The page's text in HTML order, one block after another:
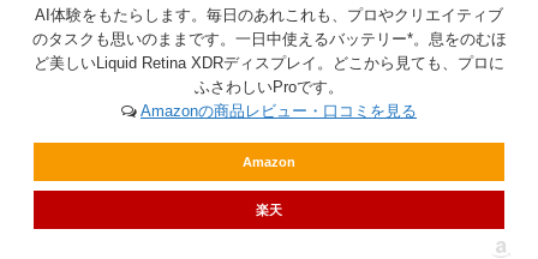
AI体験をもたらします。毎日のあれこれも、プロやクリエイティブ
のタスクも思いのままです。一日中使えるバッテリー*。息をのむほ
ど美しいLiquid Retina XDRディスプレイ。どこから見ても、プロに
ふさわしいProです。
Amazonの商品レビュー・口コミを見る
Amazon
楽天